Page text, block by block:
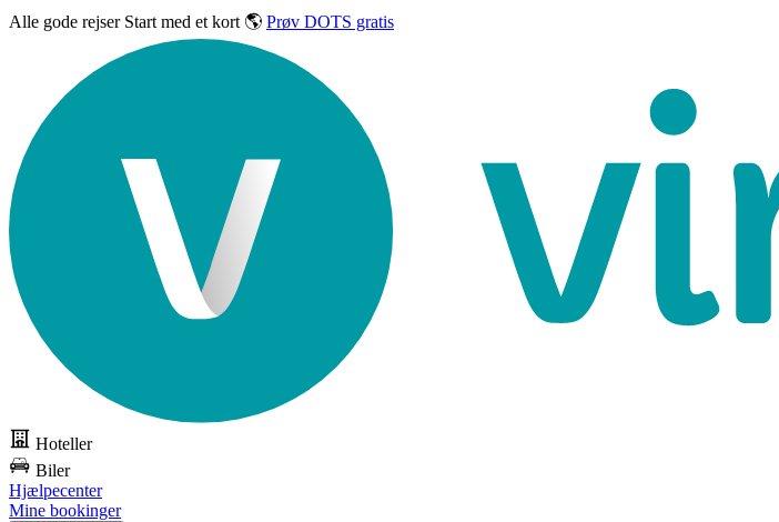
Alle gode rejser Start med et kort 🌎 Prøv DOTS gratis
Hoteller
Biler
Hjælpecenter
Mine bookinger